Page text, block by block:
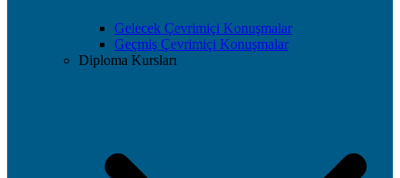
Gelecek Çevrimiçi Konuşmalar
Geçmiş Çevrimiçi Konuşmalar
Diploma Kursları